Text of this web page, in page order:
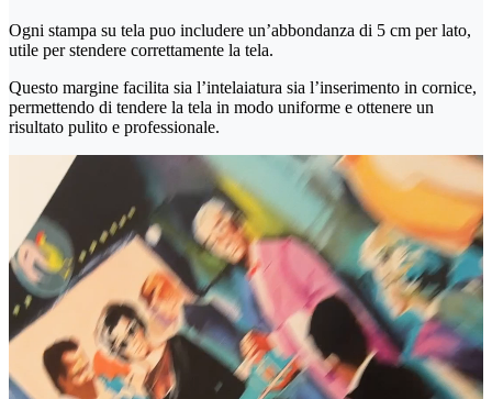
Ogni stampa su tela puo includere un’abbondanza di 5 cm per lato,
utile per stendere correttamente la tela.
Questo margine facilita sia l’intelaiatura sia l’inserimento in cornice,
permettendo di tendere la tela in modo uniforme e ottenere un
risultato pulito e professionale.